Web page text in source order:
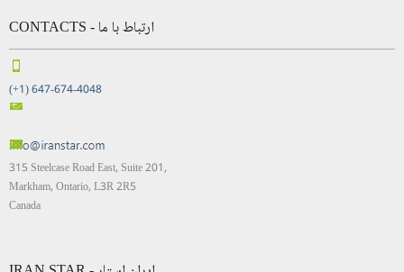
CONTACTS - ارتباط با ما
(+1) 647-674-4048
315 Steelcase Road East, Suite 201,
Markham, Ontario, L3R 2R5
Canada